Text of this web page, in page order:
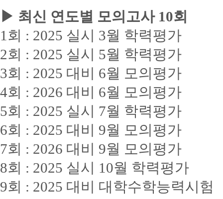
▶ 최신 연도별 모의고사 10회
1회 : 2025 실시 3월 학력평가
2회 : 2025 실시 5월 학력평가
3회 : 2025 대비 6월 모의평가
4회 : 2026 대비 6월 모의평가
5회 : 2025 실시 7월 학력평가
6회 : 2025 대비 9월 모의평가
7회 : 2026 대비 9월 모의평가
8회 : 2025 실시 10월 학력평가
9회 : 2025 대비 대학수학능력시험